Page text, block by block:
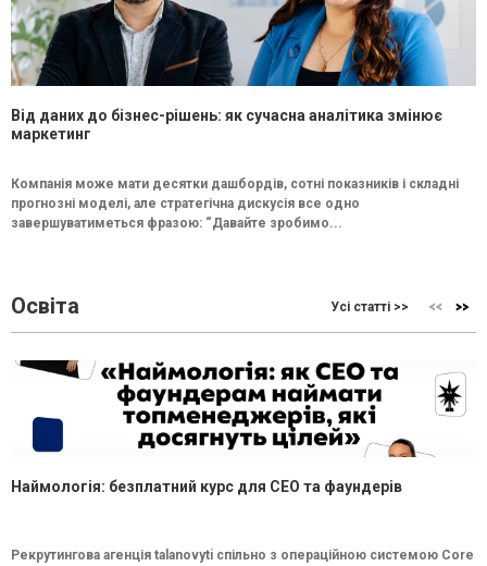
Від даних до бізнес-рішень: як сучасна аналітика змінює
маркетинг
Компанія може мати десятки дашбордів, сотні показників і складні
прогнозні моделі, але стратегічна дискусія все одно
завершуватиметься фразою: “Давайте зробимо...
Освіта Усі статті >>
Наймологія: безплатний курс для CEO та фаундерів
Рекрутингова агенція talanovyti спільно з операційною системою Core